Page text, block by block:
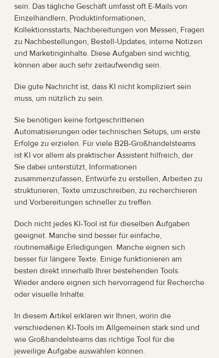
sein. Das tägliche Geschäft umfasst oft E-Mails von
Einzelhändlern, Produktinformationen,
Kollektionsstarts, Nachbereitungen von Messen, Fragen
zu Nachbestellungen, Bestell-Updates, interne Notizen
und Marketinginhalte. Diese Aufgaben sind wichtig,
können aber auch sehr zeitaufwendig sein.
Die gute Nachricht ist, dass KI nicht kompliziert sein
muss, um nützlich zu sein.
Sie benötigen keine fortgeschrittenen
Automatisierungen oder technischen Setups, um erste
Erfolge zu erzielen. Für viele B2B-Großhandelsteams
ist KI vor allem als praktischer Assistent hilfreich, der
Sie dabei unterstützt, Informationen
zusammenzufassen, Entwürfe zu erstellen, Arbeiten zu
strukturieren, Texte umzuschreiben, zu recherchieren
und Vorbereitungen schneller zu treffen.
Doch nicht jedes KI-Tool ist für dieselben Aufgaben
geeignet. Manche sind besser für einfache,
routinemäßige Erledigungen. Manche eignen sich
besser für längere Texte. Einige funktionieren am
besten direkt innerhalb Ihrer bestehenden Tools.
Wieder andere eignen sich hervorragend für Recherche
oder visuelle Inhalte.
In diesem Artikel erklären wir Ihnen, worin die
verschiedenen KI-Tools im Allgemeinen stark sind und
wie Großhandelsteams das richtige Tool für die
jeweilige Aufgabe auswählen können.